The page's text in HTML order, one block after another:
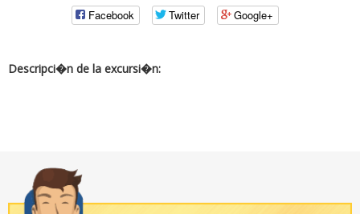
Facebook Twitter Google+
Descripci�n de la excursi�n: